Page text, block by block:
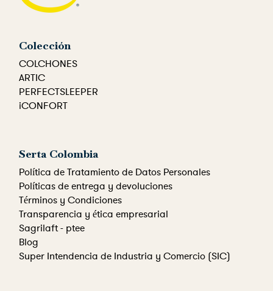
Colección
COLCHONES
ARTIC
PERFECTSLEEPER
iCONFORT
Serta Colombia
Política de Tratamiento de Datos Personales
Políticas de entrega y devoluciones
Términos y Condiciones
Transparencia y ética empresarial
Sagrilaft - ptee
Blog
Super Intendencia de Industria y Comercio (SIC)